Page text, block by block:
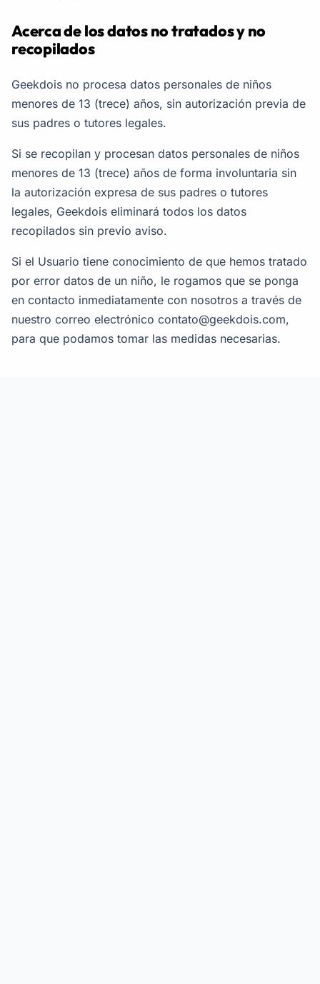
Acerca de los datos no tratados y no
recopilados
Geekdois no procesa datos personales de niños
menores de 13 (trece) años, sin autorización previa de
sus padres o tutores legales.
Si se recopilan y procesan datos personales de niños
menores de 13 (trece) años de forma involuntaria sin
la autorización expresa de sus padres o tutores
legales, Geekdois eliminará todos los datos
recopilados sin previo aviso.
Si el Usuario tiene conocimiento de que hemos tratado
por error datos de un niño, le rogamos que se ponga
en contacto inmediatamente con nosotros a través de
nuestro correo electrónico contato@geekdois.com,
para que podamos tomar las medidas necesarias.